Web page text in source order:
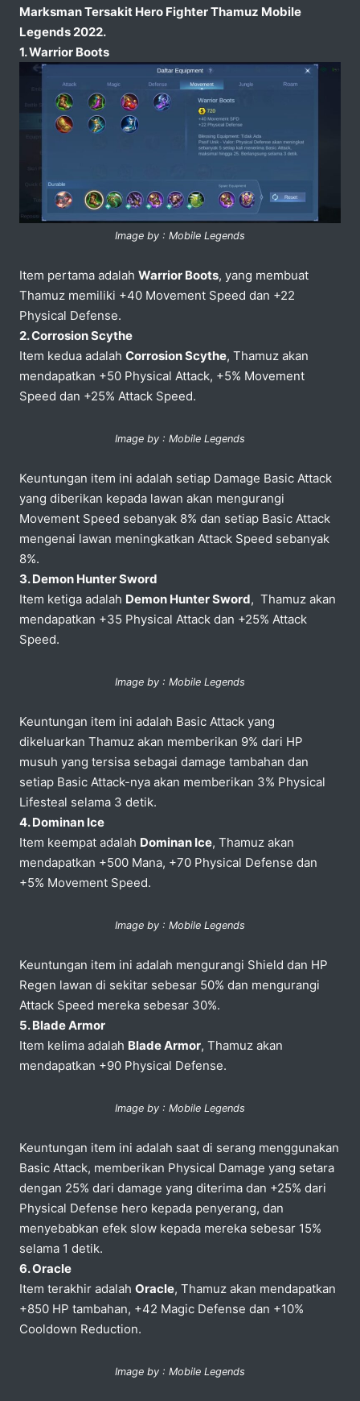
Marksman Tersakit Hero Fighter Thamuz Mobile
Legends 2022.
1. Warrior Boots
Image by : Mobile Legends
Item pertama adalah Warrior Boots, yang membuat
Thamuz memiliki +40 Movement Speed dan +22
Physical Defense.
2. Corrosion Scythe
Item kedua adalah Corrosion Scythe, Thamuz akan
mendapatkan +50 Physical Attack, +5% Movement
Speed dan +25% Attack Speed.
Image by : Mobile Legends
Keuntungan item ini adalah setiap Damage Basic Attack
yang diberikan kepada lawan akan mengurangi
Movement Speed sebanyak 8% dan setiap Basic Attack
mengenai lawan meningkatkan Attack Speed sebanyak
8%.
3. Demon Hunter Sword
Item ketiga adalah Demon Hunter Sword, Thamuz akan
mendapatkan +35 Physical Attack dan +25% Attack
Speed.
Image by : Mobile Legends
Keuntungan item ini adalah Basic Attack yang
dikeluarkan Thamuz akan memberikan 9% dari HP
musuh yang tersisa sebagai damage tambahan dan
setiap Basic Attack-nya akan memberikan 3% Physical
Lifesteal selama 3 detik.
4. Dominan Ice
Item keempat adalah Dominan Ice, Thamuz akan
mendapatkan +500 Mana, +70 Physical Defense dan
+5% Movement Speed.
Image by : Mobile Legends
Keuntungan item ini adalah mengurangi Shield dan HP
Regen lawan di sekitar sebesar 50% dan mengurangi
Attack Speed mereka sebesar 30%.
5. Blade Armor
Item kelima adalah Blade Armor, Thamuz akan
mendapatkan +90 Physical Defense.
Image by : Mobile Legends
Keuntungan item ini adalah saat di serang menggunakan
Basic Attack, memberikan Physical Damage yang setara
dengan 25% dari damage yang diterima dan +25% dari
Physical Defense hero kepada penyerang, dan
menyebabkan efek slow kepada mereka sebesar 15%
selama 1 detik.
6. Oracle
Item terakhir adalah Oracle, Thamuz akan mendapatkan
+850 HP tambahan, +42 Magic Defense dan +10%
Cooldown Reduction.
Image by : Mobile Legends